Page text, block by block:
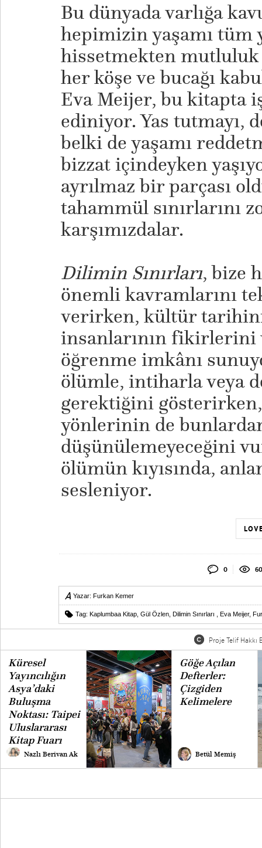
Bu dünyada varlığa
hepimizin yaşamı tüm
hissetmekten mutluluk
her köşe ve bucağı
Eva Meijer, bu kitapta
ediniyor. Yas tutmayı,
belki de yaşamı
bizzat içindeyken
ayrılmaz bir parçası
tahammül sınırlarını
karşımızdalar.
Dilimin Sınırları, bize
önemli kavramlarını
verirken, kültür
insanlarının fikirlerini
öğrenme imkânı
ölümle, intiharla veya
gerektiğini gösterirken,
yönlerinin de
düşünülemeyeceğini
ölümün kıyısında,
sesleniyor.
0
Yazar: Furkan Kemer
Tag: Kaplumbaa Kitap Gül Özlen Dilimin Sınırları Eva Meijer,
Proje Telif Hakkı
Küresel
Yayıncılığın
Asya’daki
Buluşma
Noktası: Taipei
Uluslararası
Kitap Fuarı
Nazlı Berivan Ak
Göğe Açılan
Defterler:
Çizgiden
Kelimelere
Betül Memiş